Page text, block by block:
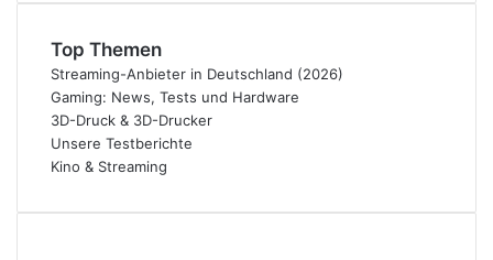
Top Themen
Streaming-Anbieter in Deutschland (2026)
Gaming: News, Tests und Hardware
3D-Druck & 3D-Drucker
Unsere Testberichte
Kino & Streaming